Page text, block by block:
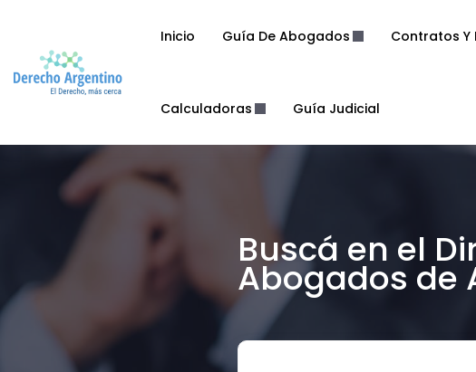
Inicio Guía De Abogados Contratos Y
Calculadoras Guía Judicial
Buscá en el
Abogados de